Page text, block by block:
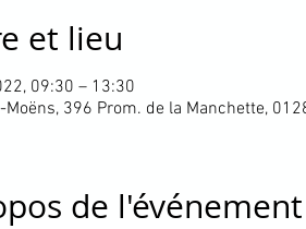
et lieu
09:30 – 13:30
Moëns, 396 Prom. de la Manchette,
de l'événement